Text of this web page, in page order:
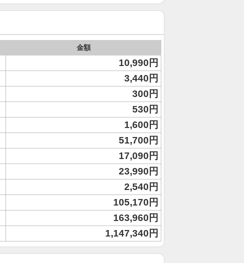
金額
10,990円
3,440円
300円
530円
1,600円
51,700円
17,090円
23,990円
2,540円
105,170円
163,960円
1,147,340円